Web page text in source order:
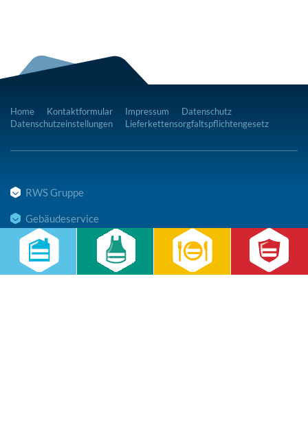
Home Kontaktformular Impressum
Datenschutz
Datenschutzeinstellungen
Lieferkettensorgfaltspflichtengesetz
RWS Gruppe
Gebäudeservice
Hauswirtschaft
Cateringservice